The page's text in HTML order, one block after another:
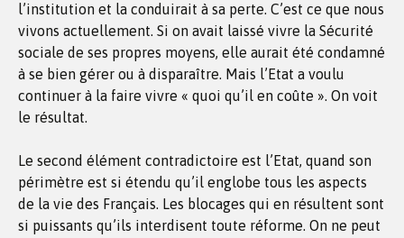
l’institution et la conduirait à sa perte. C’est ce que nous
vivons actuellement. Si on avait laissé vivre la Sécurité
sociale de ses propres moyens, elle aurait été condamné
à se bien gérer ou à disparaître. Mais l’Etat a voulu
continuer à la faire vivre « quoi qu’il en coûte ». On voit
le résultat.
Le second élément contradictoire est l’Etat, quand son
périmètre est si étendu qu’il englobe tous les aspects
de la vie des Français. Les blocages qui en résultent sont
si puissants qu’ils interdisent toute réforme. On ne peut